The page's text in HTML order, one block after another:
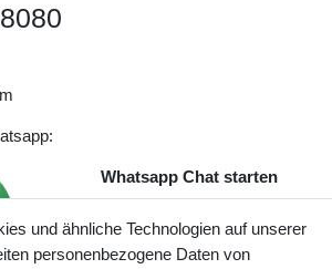
Whatsapp Chat starten
und ähnliche Technologien auf unserer
personenbezogene Daten von